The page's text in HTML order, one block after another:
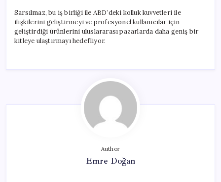
Sarsılmaz, bu iş birliği ile ABD’deki kolluk kuvvetleri ile
ilişkilerini geliştirmeyi ve profesyonel kullanıcılar için
geliştirdiği ürünlerini uluslararası pazarlarda daha geniş bir
kitleye ulaştırmayı hedefliyor.
Author
Emre Doğan